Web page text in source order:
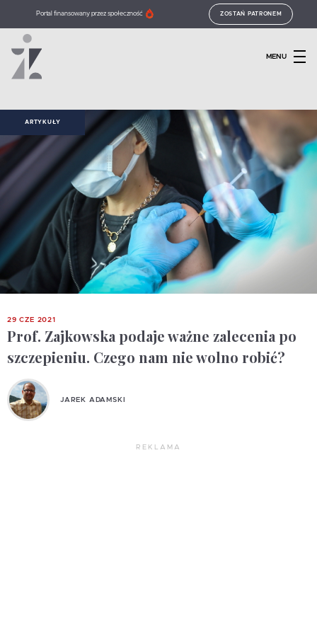
Portal finansowany przez społeczność ZOSTAŃ PATRONEM
MENU
ARTYKUŁY
29 CZE 2021
Prof. Zajkowska podaje ważne zalecenia po
szczepieniu. Czego nam nie wolno robić?
JAREK ADAMSKI
REKLAMA